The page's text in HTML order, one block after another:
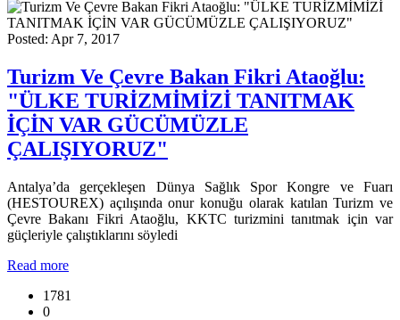
Posted: Apr 7, 2017
Turizm Ve Çevre Bakan Fikri Ataoğlu:
"ÜLKE TURİZMİMİZİ TANITMAK
İÇİN VAR GÜCÜMÜZLE
ÇALIŞIYORUZ"
Antalya’da gerçekleşen Dünya Sağlık Spor Kongre ve Fuarı
(HESTOUREX) açılışında onur konuğu olarak katılan Turizm ve
Çevre Bakanı Fikri Ataoğlu, KKTC turizmini tanıtmak için var
güçleriyle çalıştıklarını söyledi
Read more
1781
0